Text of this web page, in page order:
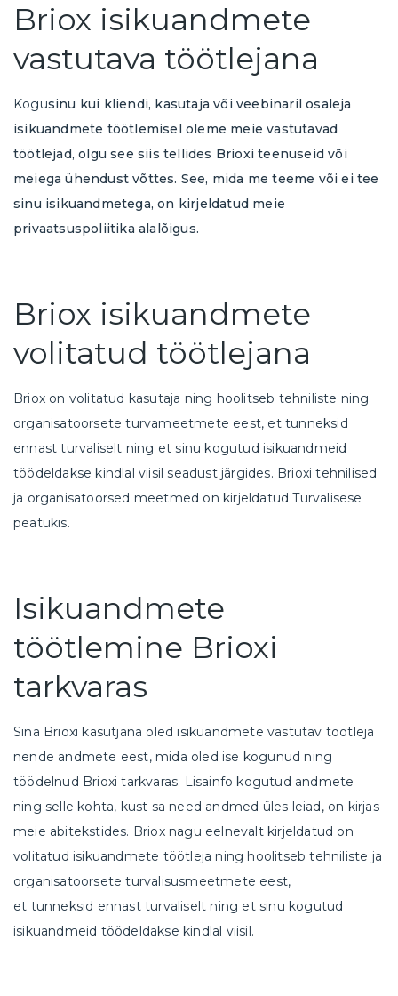
Briox isikuandmete
vastutava töötlejana
Kogusinu kui kliendi, kasutaja või veebinaril osaleja
isikuandmete töötlemisel oleme meie vastutavad
töötlejad, olgu see siis tellides Brioxi teenuseid või
meiega ühendust võttes. See, mida me teeme või ei tee
sinu isikuandmetega, on kirjeldatud meie
privaatsuspoliitika alalõigus.
Briox isikuandmete
volitatud töötlejana
Briox on volitatud kasutaja ning hoolitseb tehniliste ning
organisatoorsete turvameetmete eest, et tunneksid
ennast turvaliselt ning et sinu kogutud isikuandmeid
töödeldakse kindlal viisil seadust järgides. Brioxi tehnilised
ja organisatoorsed meetmed on kirjeldatud Turvalisese
peatükis.
Isikuandmete
töötlemine Brioxi
tarkvaras
Sina Brioxi kasutjana oled isikuandmete vastutav töötleja
nende andmete eest, mida oled ise kogunud ning
töödelnud Brioxi tarkvaras. Lisainfo kogutud andmete
ning selle kohta, kust sa need andmed üles leiad, on kirjas
meie abitekstides. Briox nagu eelnevalt kirjeldatud on
volitatud isikuandmete töötleja ning hoolitseb tehniliste ja
organisatoorsete turvalisusmeetmete eest,
et tunneksid ennast turvaliselt ning et sinu kogutud
isikuandmeid töödeldakse kindlal viisil.